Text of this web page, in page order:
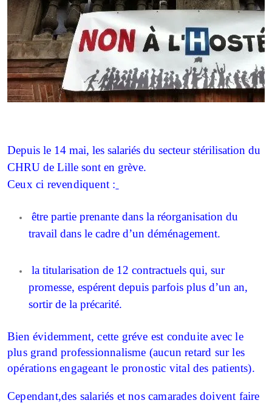
Depuis le 14 mai, les salariés du secteur stérilisation du
CHRU de Lille sont en grève.
Ceux ci revendiquent :
être partie prenante dans la réorganisation du
travail dans le cadre d’un déménagement.
la titularisation de 12 contractuels qui, sur
promesse, espérent depuis parfois plus d’un an,
sortir de la précarité.
Bien évidemment, cette gréve est conduite avec le
plus grand professionnalisme (aucun retard sur les
opérations engageant le pronostic vital des patients).
Cependant,des salariés et nos camarades doivent faire